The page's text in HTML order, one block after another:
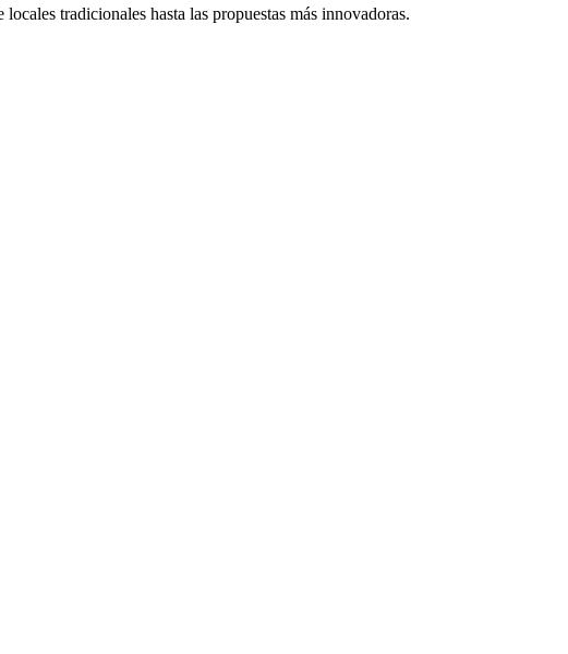
tradicionales hasta las propuestas más innovadoras.